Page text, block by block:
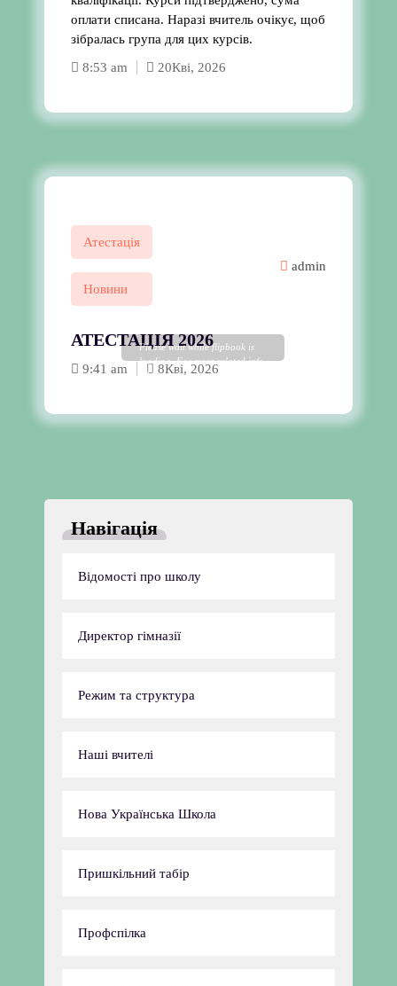
оплати списана. Наразі вчитель очікує, щоб
зібралась група для цих курсів.
8:53 am
20Кві, 2026
Атестація
Новини
admin
АТЕСТАЦІЯ 2026
Please wait while flipbook is
loading. For more related info,
FAQs and issues please refer to
9:41 am 8Кві, 2026
Навігація
Відомості про школу
Директор гімназії
Режим та структура
Наші вчителі
Нова Українська Школа
Пришкільний табір
Профспілка